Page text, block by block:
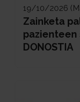
19/10/2026
Zainketa
DONOSTIA